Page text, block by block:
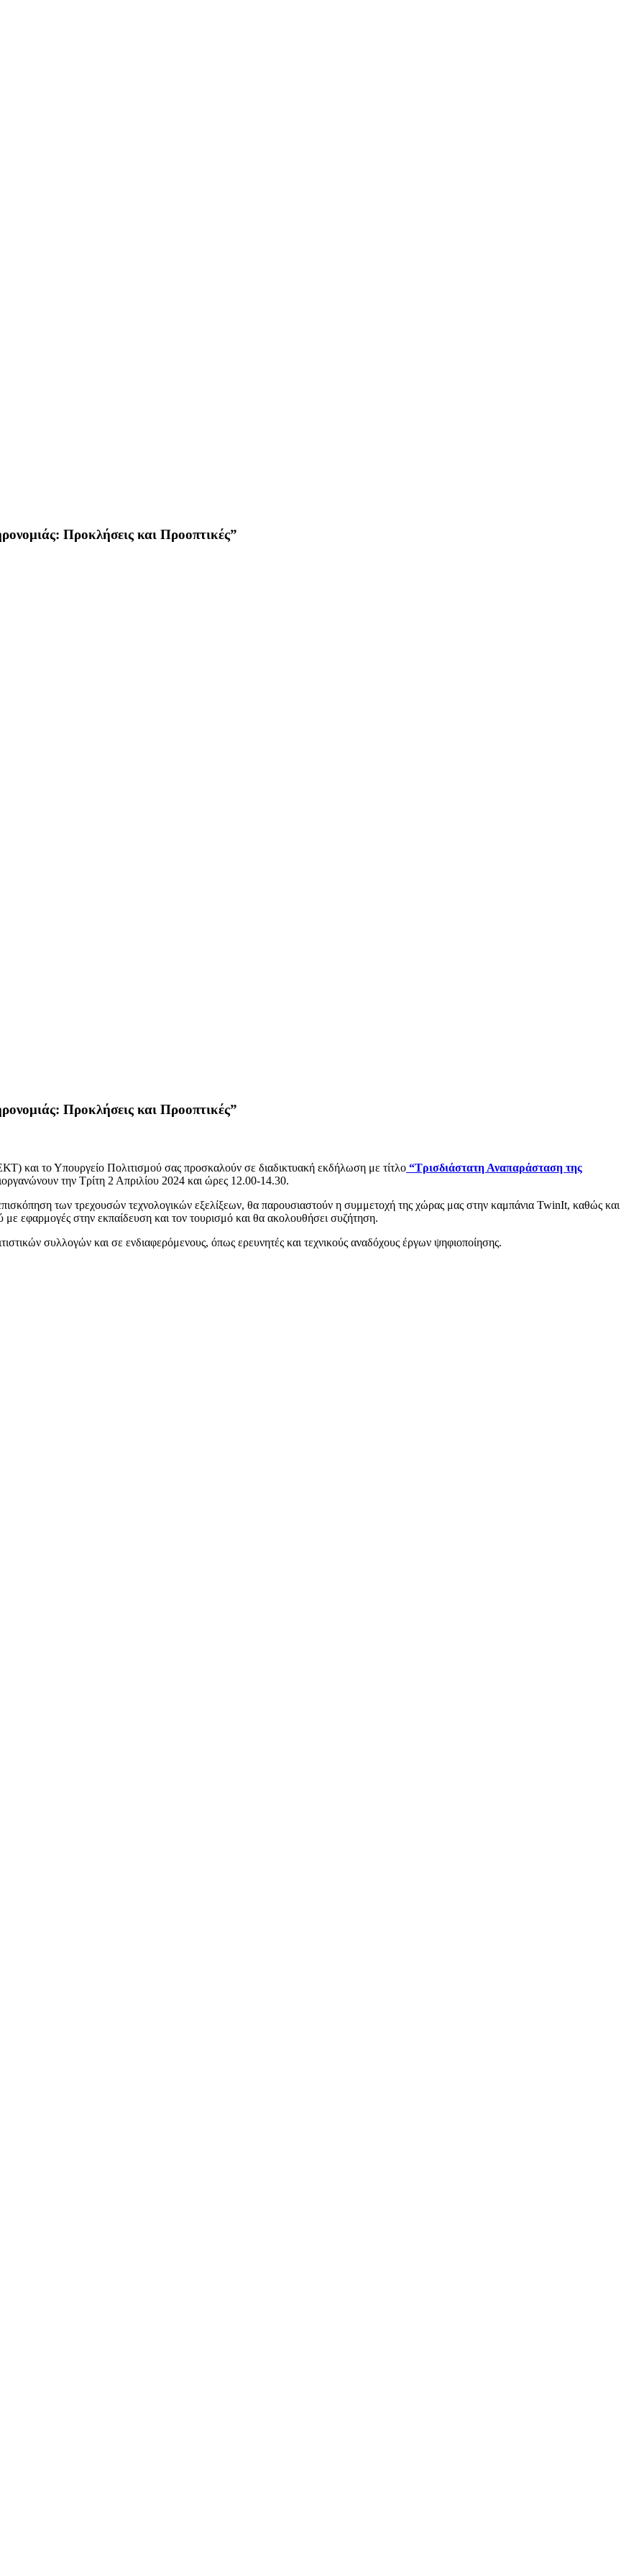
Προκλήσεις και Προοπτικές”
Προκλήσεις και Προοπτικές”
και το Υπουργείο Πολιτισμού σας προσκαλούν σε διαδικτυακή εκδήλωση με τίτλο “Τρισδιάστατη Αναπαράσταση της
την Τρίτη 2 Απριλίου 2024 και ώρες 12.00-14.30.
των τρεχουσών τεχνολογικών εξελίξεων, θα παρουσιαστούν η συμμετοχή της χώρας μας στην καμπάνια TwinIt, καθώς και
με εφαρμογές στην εκπαίδευση και τον τουρισμό και θα ακολουθήσει συζήτηση.
συλλογών και σε ενδιαφερόμενους, όπως ερευνητές και τεχνικούς αναδόχους έργων ψηφιοποίησης.